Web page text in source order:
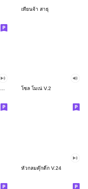
เทียนจ้า สาธุ
ดึ๊บ ดึ๊บ มีเสียงแน้ววว ยี่สิบสอง โซล โมเน่ V.2
หัวกลมดุ๊กดิ๊ก V.24